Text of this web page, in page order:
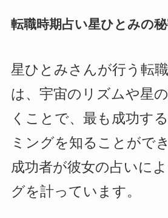
転職時期占い星ひとみの
星ひとみさんが行う転
は、宇宙のリズムや星
くことで、最も成功す
ミングを知ることがで
成功者が彼女の占いに
グを計っています。